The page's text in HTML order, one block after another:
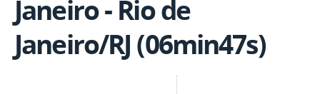
Janeiro - Rio de
Janeiro/RJ (06min47s)